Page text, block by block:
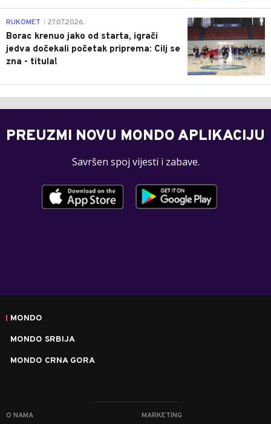
0
RUKOMET 27.07.2026.
Borac krenuo jako od starta, igrači
jedva dočekali početak priprema: Cilj se
zna - titula!
PREUZMI NOVU MONDO APLIKACIJU
Savršen spoj vijesti i zabave.
MONDO
MONDO SRBIJA
MONDO CRNA GORA
O NAMA MARKETING